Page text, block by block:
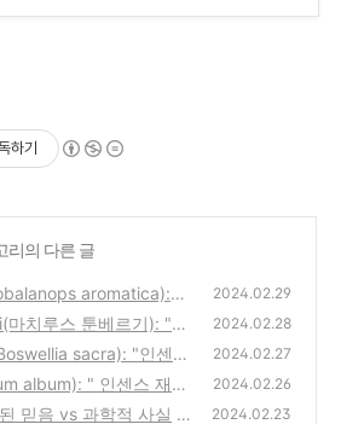
하기
리의 다른 글
aromatica):
보는 향의 본질"(4)
(3)
2024.02.29
치루스 툰베르기): "인
는 향의 본질"(3)
(3)
2024.02.28
sacra): "인센스
의 본질"(2)
(0)
2024.02.27
album): " 인센스 재료
질"(1)
(1)
2024.02.26
믿음 vs 과학적 사실 2024.02.23